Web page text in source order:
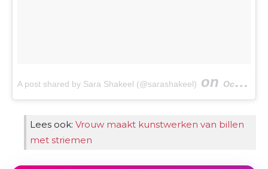
A post shared by Sara Shakeel (@sarashakeel) on Oct 28, 2017 at 9:58am PDT
Lees ook: Vrouw maakt kunstwerken van billen
met striemen